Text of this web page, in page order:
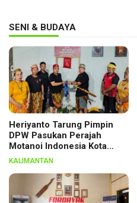
SENI & BUDAYA
Heriyanto Tarung Pimpin
DPW Pasukan Perajah
Motanoi Indonesia Kota
Palangka Raya, Dikukuhkan
KALIMANTAN